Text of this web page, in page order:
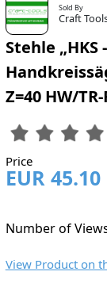
Sold By
Craft
Stehle
Z=40 HW/TR-
Price
EUR 45.10
Number of
View Product on